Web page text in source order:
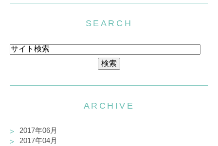
SEARCH
ARCHIVE
2017年06月
2017年04月